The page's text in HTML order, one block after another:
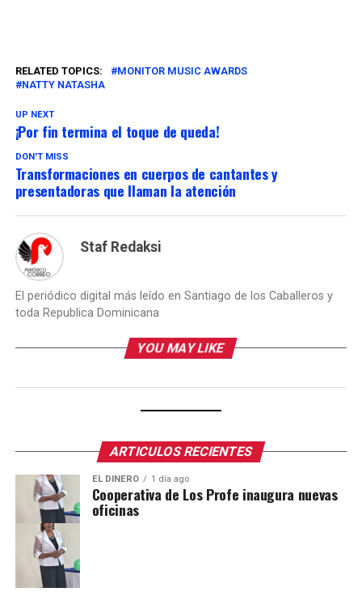
RELATED TOPICS:
MONITOR MUSIC AWARDS
NATTY NATASHA
UP NEXT
¡Por fin termina el toque de queda!
DON'T MISS
Transformaciones en cuerpos de cantantes y
presentadoras que llaman la atención
Staf Redaksi
El periódico digital más leído en Santiago de los Caballeros y
toda Republica Dominicana
YOU MAY LIKE
ARTICULOS RECIENTES
EL DINERO 1 día ago
Cooperativa de Los Profe inaugura nuevas
oficinas